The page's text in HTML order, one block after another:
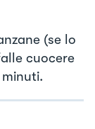
(se lo
cuocere